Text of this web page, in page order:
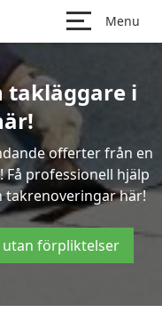
Menu
takläggare i
offerter från en
professionell hjälp
takrenoveringar här!
utan förpliktelser